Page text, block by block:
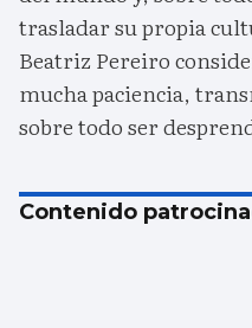
trasladar su propia
Beatriz Pereiro
mucha paciencia,
sobre todo ser
Contenido